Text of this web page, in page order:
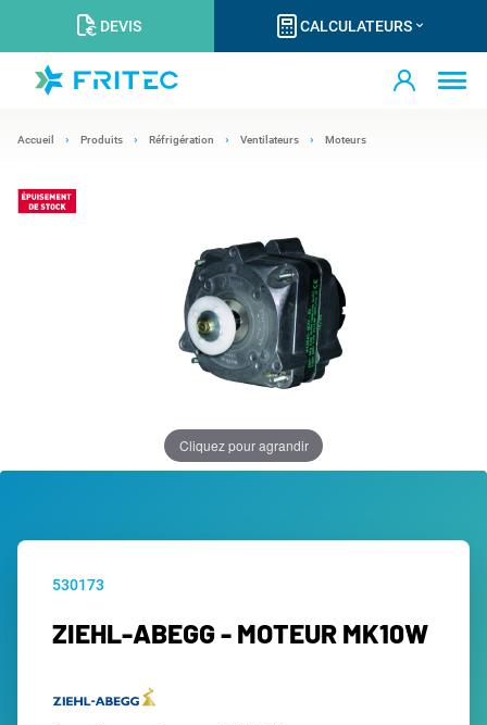
DEVIS CALCULATEURS
Accueil Produits Réfrigération Ventilateurs Moteurs
Cliquez pour agrandir
530173
ZIEHL-ABEGG - MOTEUR MK10W